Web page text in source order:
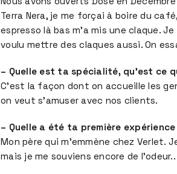
Terra Nera, je me forçai à boire du
espresso là bas m’a mis une claque.
voulu mettre des claques aussi. On
– Quelle est ta spécialité, qu’est ce
C’est la façon dont on accueille les
on veut s’amuser avec nos clients.
– Quelle a été ta première
Mon père qui m’emmène chez Verlet.
mais je me souviens encore de l’odeur..